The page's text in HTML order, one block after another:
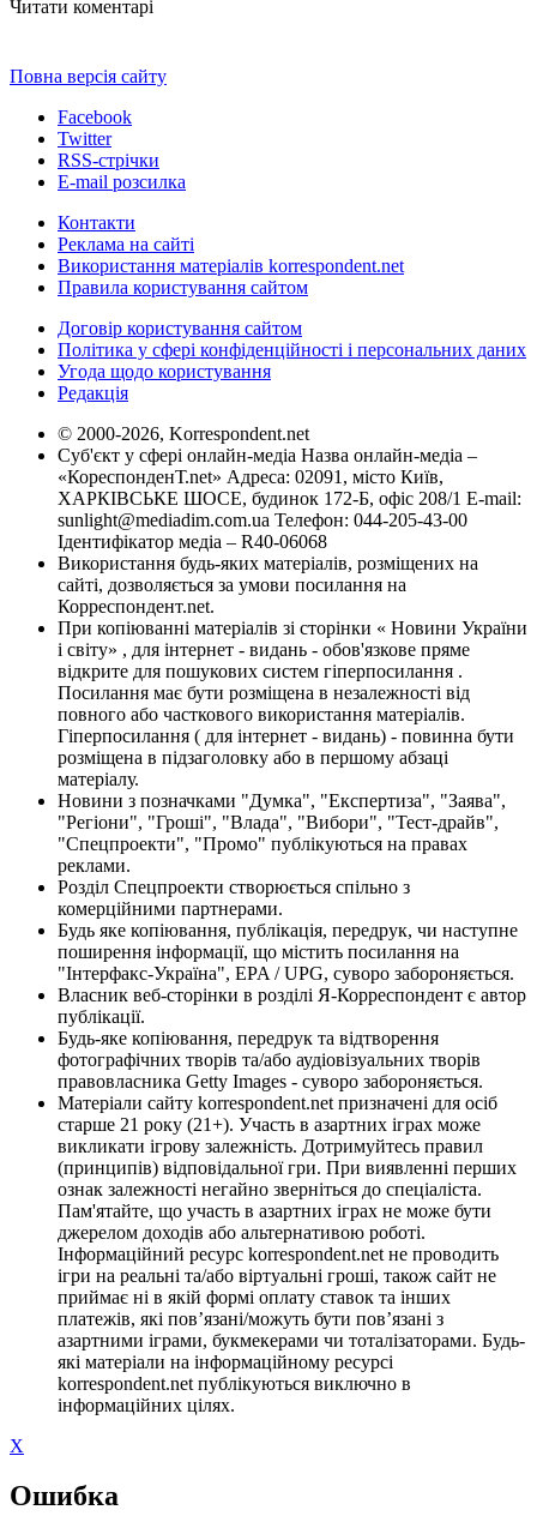
Читати коментарі
Повна версія сайту
Facebook
Twitter
RSS-стрічки
E-mail розсилка
Контакти
Реклама на сайті
Використання матеріалів korrespondent.net
Правила користування сайтом
Договір користування сайтом
Політика у сфері конфіденційності і персональних даних
Угода щодо користування
Редакція
© 2000-2026, Korrespondent.net
Суб'єкт у сфері онлайн-медіа Назва онлайн-медіа –
«КореспонденТ.net» Адреса: 02091, місто Київ,
ХАРКІВСЬКЕ ШОСЕ, будинок 172-Б, офіс 208/1 E-mail:
sunlight@mediadim.com.ua Телефон: 044-205-43-00
Ідентифікатор медіа – R40-06068
Використання будь-яких матеріалів, розміщених на
сайті, дозволяється за умови посилання на
Корреспондент.net.
При копіюванні матеріалів зі сторінки « Новини України
і світу» , для інтернет - видань - обов'язкове пряме
відкрите для пошукових систем гіперпосилання .
Посилання має бути розміщена в незалежності від
повного або часткового використання матеріалів.
Гіперпосилання ( для інтернет - видань) - повинна бути
розміщена в підзаголовку або в першому абзаці
матеріалу.
Новини з позначками "Думка", "Експертиза", "Заява",
"Регіони", "Гроші", "Влада", "Вибори", "Тест-драйв",
"Спецпроекти", "Промо" публікуються на правах
реклами.
Розділ Спецпроекти створюється спільно з
комерційними партнерами.
Будь яке копіювання, публікація, передрук, чи наступне
поширення інформації, що містить посилання на
"Інтерфакс-Україна", EPA / UPG, суворо забороняється.
Власник веб-сторінки в розділі Я-Корреспондент є автор
публікації.
Будь-яке копіювання, передрук та відтворення
фотографічних творів та/або аудіовізуальних творів
правовласника Getty Images - суворо забороняється.
Матеріали сайту korrespondent.net призначені для осіб
старше 21 року (21+). Участь в азартних іграх може
викликати ігрову залежність. Дотримуйтесь правил
(принципів) відповідальної гри. При виявленні перших
ознак залежності негайно зверніться до спеціаліста.
Пам'ятайте, що участь в азартних іграх не може бути
джерелом доходів або альтернативою роботі.
Інформаційний ресурс korrespondent.net не проводить
ігри на реальні та/або віртуальні гроші, також сайт не
приймає ні в якій формі оплату ставок та інших
платежів, які пов’язані/можуть бути пов’язані з
азартними іграми, букмекерами чи тоталізаторами. Будь-
які матеріали на інформаційному ресурсі
korrespondent.net публікуються виключно в
інформаційних цілях.
X
Ошибка